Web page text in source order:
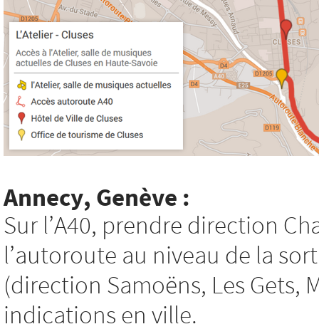
Annecy, Genève :
Sur l’A40, prendre direction
l’autoroute au niveau de la
(direction Samoëns, Les Gets,
indications en ville.